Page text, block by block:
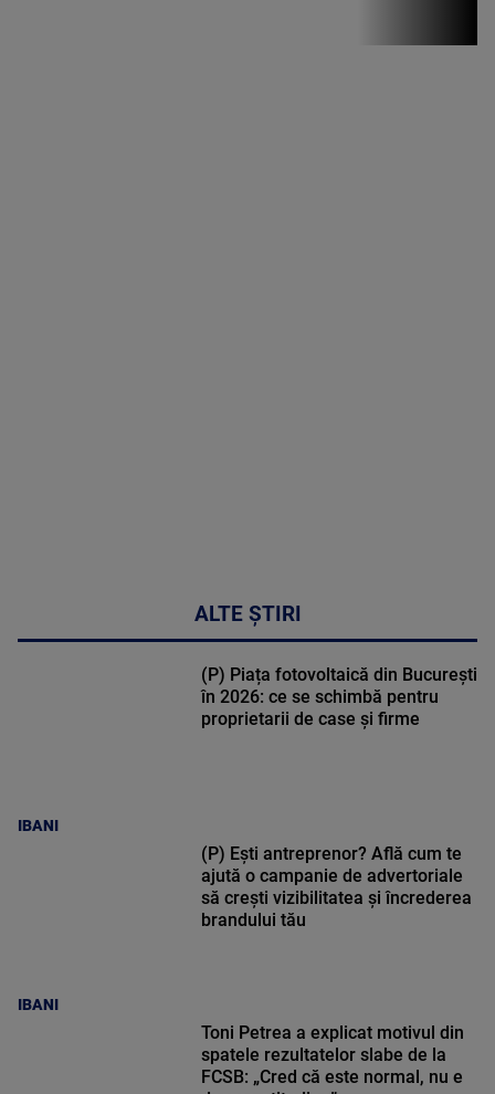
ALTE ȘTIRI
IBANI
(P) Piața fotovoltaică din București
în 2026: ce se schimbă pentru
proprietarii de case și firme
IBANI
(P) Ești antreprenor? Află cum te
ajută o campanie de advertoriale
să crești vizibilitatea și încrederea
brandului tău
Toni Petrea a explicat motivul din
spatele rezultatelor slabe de la
FCSB: „Cred că este normal, nu e